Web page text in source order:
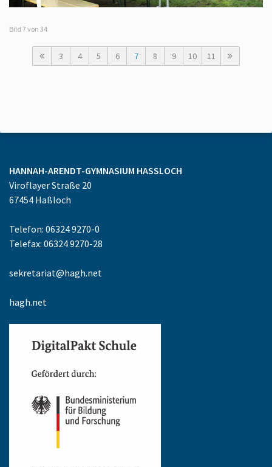
Bild 7von 34
3 4 5 6 7 8 9 10 11
HANNAH-ARENDT-GYMNASIUM HASSLOCH
Viroflayer Straße 20
67454 Haßloch
Telefon: 06324 9270-0
Telefax: 06324 9270-28
sekretariat@hagh.net
hagh.net